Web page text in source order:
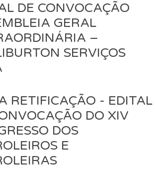
DE CONVOCAÇÃO
GERAL
–
SERVIÇOS
RETIFICAÇÃO - EDITAL
DO XIV
DOS
E